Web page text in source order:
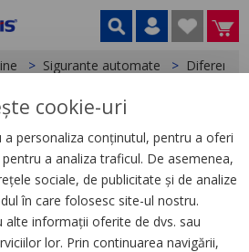
Sigurante automate
Diferentiale
1P+N,
1N-C-003, Eaton
cookie-uri
personaliza conținutul, pentru a oferi
a analiza traficul. De asemenea,
sociale, de publicitate și de analize
în care folosesc site-ul nostru.
alte informații oferite de dvs. sau
lor. Prin continuarea navigării,